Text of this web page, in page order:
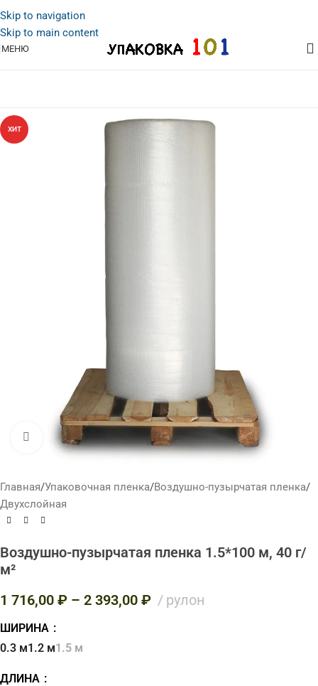
Skip to navigation
Skip to main content
МЕНЮ
ХИТ
Нажмите, чтобы увеличить
Главная/Упаковочная пленка/Воздушно-пузырчатая пленка/
Двухслойная
Воздушно-пузырчатая пленка 1.5*100 м, 40 г/
м²
1 716,00 ₽ – 2 393,00 ₽ рулон
ШИРИНА
0.3 м1.2 м1.5 м
ДЛИНА